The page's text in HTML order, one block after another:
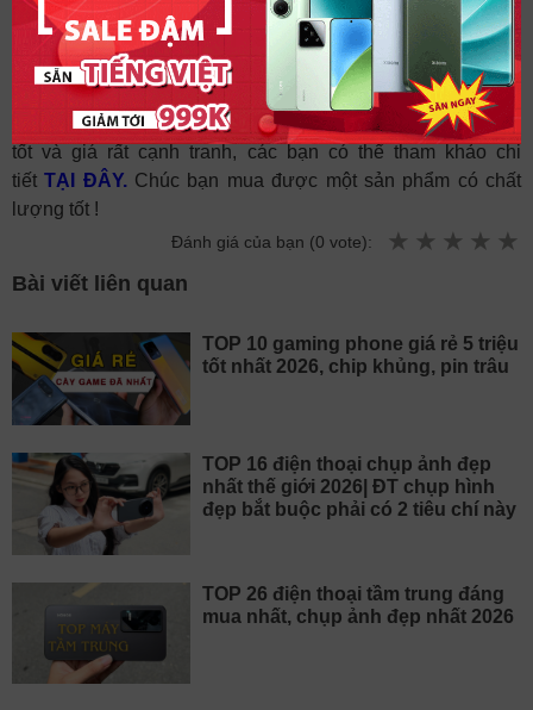
Trên đây là các đặc điểm để các bạn có thể chọn mua được
một chiếc HTC One M8 qua sử dụng có chất lượng đảm
bảo và yên tâm cho việc sử dụng.
Hiện tại HungMobile đang bán sản phẩm này có chất lượng
tốt và giá rất cạnh tranh, các bạn có thể tham khảo chi
tiếtTẠI ĐÂY.Chúc bạn mua được một sản phẩm có chất
lượng tốt !
Đánh giá của bạn (0 vote):
Bài viết liên quan
TOP 10 gaming phone giá rẻ 5 triệu
tốt nhất 2026, chip khủng, pin trâu
TOP 16 điện thoại chụp ảnh đẹp
nhất thế giới 2026| ĐT chụp hình
đẹp bắt buộc phải có 2 tiêu chí này
TOP 26 điện thoại tầm trung đáng
mua nhất, chụp ảnh đẹp nhất 2026